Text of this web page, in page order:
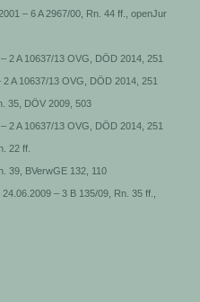
– 6 A 2967/00, Rn. 44 ff., openJur
2 A 10637/13 OVG, DÖD 2014, 251
A 10637/13 OVG, DÖD 2014, 251
35, DÖV 2009, 503
2 A 10637/13 OVG, DÖD 2014, 251
22 ff.
39, BVerwGE 132, 110
– 3 B 135/09, Rn. 35 ff.,